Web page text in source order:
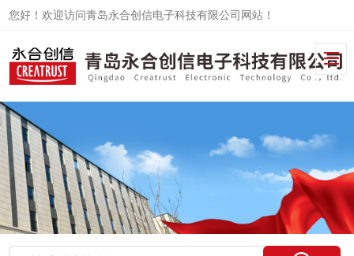
您好！欢迎访问青岛永合创信电子科技有限公司网站！